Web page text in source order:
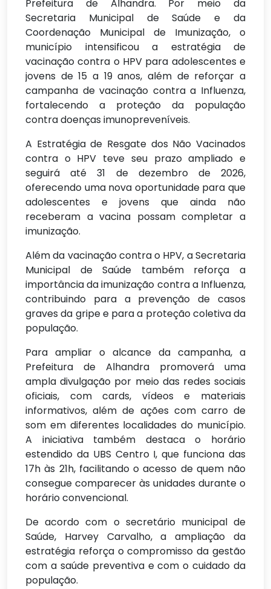
Prefeitura de Alhandra. Por meio da
Secretaria Municipal de Saúde e da
Coordenação Municipal de Imunização, o
município intensificou a estratégia de
vacinação contra o HPV para adolescentes e
jovens de 15 a 19 anos, além de reforçar a
campanha de vacinação contra a Influenza,
fortalecendo a proteção da população
contra doenças imunopreveníveis.
A Estratégia de Resgate dos Não Vacinados
contra o HPV teve seu prazo ampliado e
seguirá até 31 de dezembro de 2026,
oferecendo uma nova oportunidade para que
adolescentes e jovens que ainda não
receberam a vacina possam completar a
imunização.
Além da vacinação contra o HPV, a Secretaria
Municipal de Saúde também reforça a
importância da imunização contra a Influenza,
contribuindo para a prevenção de casos
graves da gripe e para a proteção coletiva da
população.
Para ampliar o alcance da campanha, a
Prefeitura de Alhandra promoverá uma
ampla divulgação por meio das redes sociais
oficiais, com cards, vídeos e materiais
informativos, além de ações com carro de
som em diferentes localidades do município.
A iniciativa também destaca o horário
estendido da UBS Centro I, que funciona das
17h às 21h, facilitando o acesso de quem não
consegue comparecer às unidades durante o
horário convencional.
De acordo com o secretário municipal de
Saúde, Harvey Carvalho, a ampliação da
estratégia reforça o compromisso da gestão
com a saúde preventiva e com o cuidado da
população.